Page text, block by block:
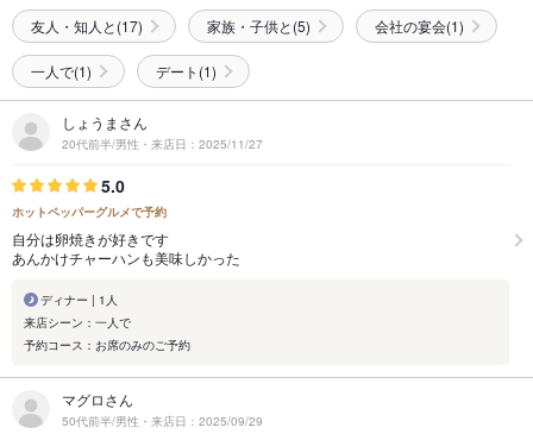
友人・知人と(17) 家族・子供と(5) 会社の宴会(1)
一人で(1) デート(1)
しょうまさん
20代前半/男性・来店日：2025/11/27
5.0
ホットペッパーグルメで予約
自分は卵焼きが好きです
あんかけチャーハンも美味しかった
ディナー | 1人
来店シーン：一人で
予約コース：お席のみのご予約
マグロさん
50代前半/男性・来店日：2025/09/29